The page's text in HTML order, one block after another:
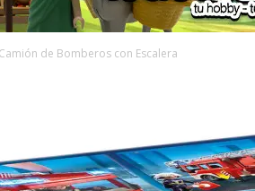
Click
de Bomberos con Escalera